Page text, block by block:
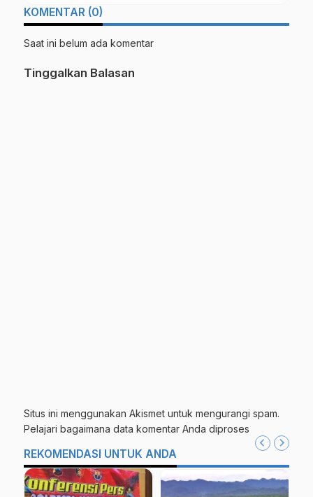
KOMENTAR (0)
Saat ini belum ada komentar
Tinggalkan Balasan
Situs ini menggunakan Akismet untuk mengurangi spam.
Pelajari bagaimana data komentar Anda diproses
REKOMENDASI UNTUK ANDA